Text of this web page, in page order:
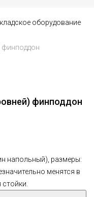
оборудование
финподдон
финподдон
напольный), размеры:
менятся в